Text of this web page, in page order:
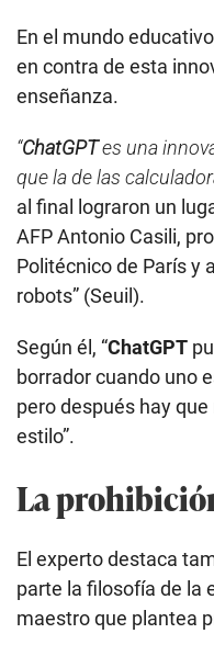
En el mundo
en contra de esta
enseñanza.
“ChatGPTes una
que la de las
al final lograron un
AFP Antonio Casili,
Politécnico de París y
robots” (Seuil).
Según él, “ChatGPT
borrador cuando uno
pero después hay
estilo”.
La
El experto destaca
parte la filosofía de la
maestro que plantea